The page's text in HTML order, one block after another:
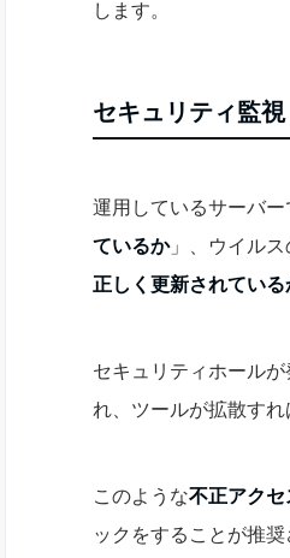
します。
セキュリティ監視
運用しているサーバ
ているか」、ウイル
正しく更新されている
セキュリティホール
れ、ツールが拡散す
このような不正アク
ックをすることが推奨